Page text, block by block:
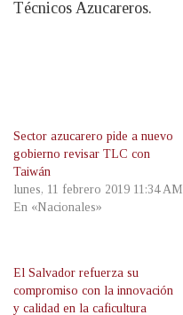
Técnicos Azucareros.
Sector azucarero pide a nuevo
gobierno revisar TLC con
Taiwán
lunes, 11 febrero 2019 11:34 AM
En «Nacionales»
El Salvador refuerza su
compromiso con la innovación
y calidad en la caficultura